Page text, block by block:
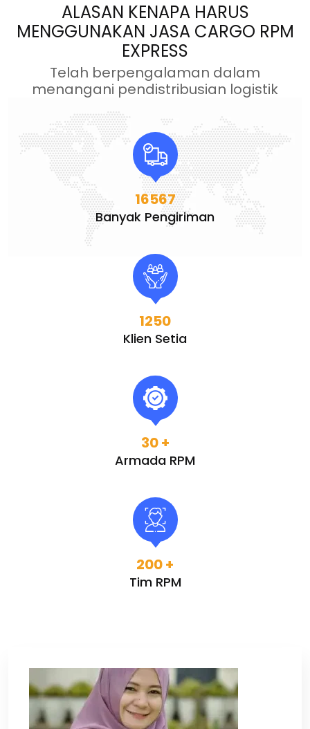
ALASAN KENAPA HARUS
MENGGUNAKAN JASA CARGO RPM
EXPRESS
Telah berpengalaman dalam
menangani pendistribusian logistik
16567
Banyak Pengiriman
1250
Klien Setia
30+
Armada RPM
200+
Tim RPM